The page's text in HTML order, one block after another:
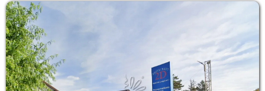
termeni și condiții
contact
login